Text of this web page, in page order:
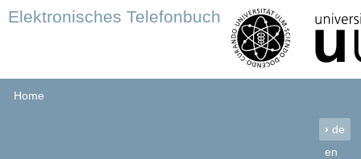
Elektronisches Telefonbuch
Home
› de
en